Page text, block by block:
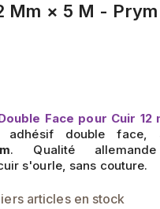
Mm × 5 M - Prym
Face pour Cuir 12
adhésif double face,
. Qualité
s'ourle, sans couture.
articles en stock